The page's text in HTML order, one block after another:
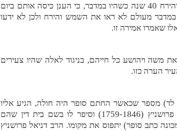
שהעם היהודי לא ראה את השמש והירח 40 שנה כשהיו במדבר, כי הענן כיסה אותם ביום
במדבר מעולם לא ראו את השמש והירח ולכן לא ידעו
שאמרו אמירה זו.
משה ויהושע כל חייהם, בניגוד לאלה שהיו צעירים
הערה כזו.
לד) מספר שכאשר החתם סופר היה חולה, הגיע אליו
רבה של העיר פרשבורג רבי דניאל פרושניץ (1759-1846) וסיפר לו בשם בית דין שהם
כתב סופר) יתפוס את מקומו. הרב דניאל פרושניץ